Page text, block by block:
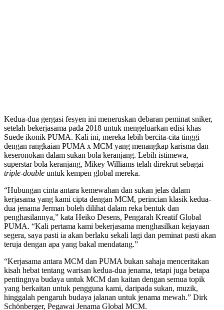
Kedua-dua gergasi fesyen ini meneruskan debaran peminat sniker,
setelah bekerjasama pada 2018 untuk mengeluarkan edisi khas
Suede ikonik PUMA. Kali ini, mereka lebih bercita-cita tinggi
dengan rangkaian PUMA x MCM yang menangkap karisma dan
keseronokan dalam sukan bola keranjang. Lebih istimewa,
superstar bola keranjang, Mikey Williams telah direkrut sebagai
triple-double untuk kempen global mereka.
“Hubungan cinta antara kemewahan dan sukan jelas dalam
kerjasama yang kami cipta dengan MCM, perincian klasik kedua-
dua jenama Jerman boleh dilihat dalam reka bentuk dan
penghasilannya,” kata Heiko Desens, Pengarah Kreatif Global
PUMA. “Kali pertama kami bekerjasama menghasilkan kejayaan
segera, saya pasti ia akan berlaku sekali lagi dan peminat pasti akan
teruja dengan apa yang bakal mendatang.”
“Kerjasama antara MCM dan PUMA bukan sahaja menceritakan
kisah hebat tentang warisan kedua-dua jenama, tetapi juga betapa
pentingnya budaya untuk MCM dan kaitan dengan semua topik
yang berkaitan untuk pengguna kami, daripada sukan, muzik,
hinggalah pengaruh budaya jalanan untuk jenama mewah.” Dirk
Schönberger, Pegawai Jenama Global MCM.